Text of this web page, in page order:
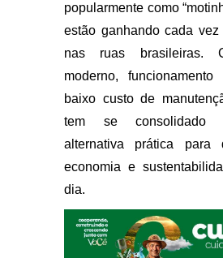
popularmente como
estão ganhando cada
nas ruas brasileiras.
moderno,
baixo custo de
tem se consolidado
alternativa prática para
economia e
dia.